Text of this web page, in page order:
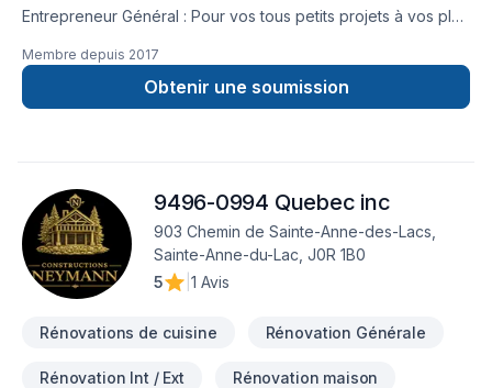
Entrepreneur Général : Pour vos tous petits projets à vos plus
de réalisez vos travaux tout en restant à votre
écoute. Service personnalisé !
Membre depuis 2017
Obtenir une soumission
9496-0994 Quebec inc
903 Chemin de Sainte-Anne-des-Lacs,
Sainte-Anne-du-Lac, J0R 1B0
5
1 Avis
Rénovations de cuisine Rénovation Générale
Rénovation Int / Ext Rénovation maison